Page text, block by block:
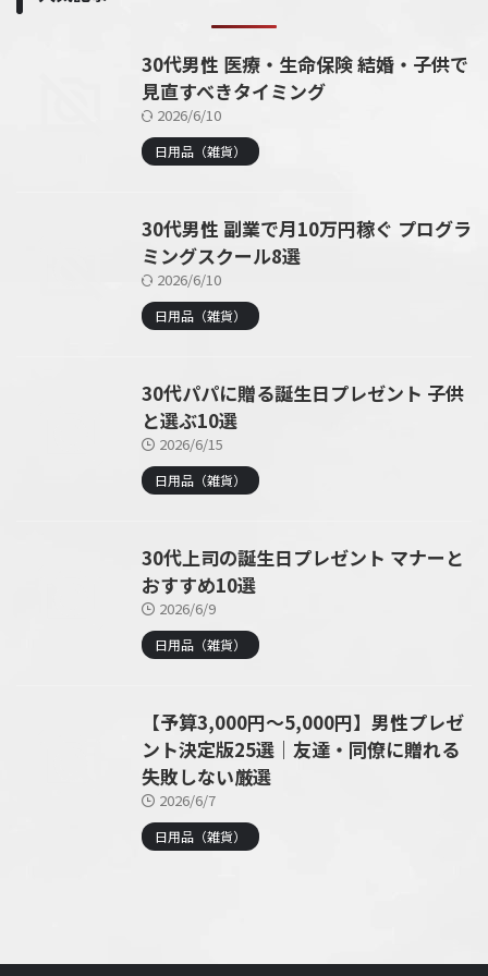
30代男性 医療・生命保険 結婚・子供で
見直すべきタイミング
2026/6/10
日用品（雑貨）
30代男性 副業で月10万円稼ぐ プログラ
ミングスクール8選
2026/6/10
日用品（雑貨）
30代パパに贈る誕生日プレゼント 子供
と選ぶ10選
2026/6/15
日用品（雑貨）
30代上司の誕生日プレゼント マナーと
おすすめ10選
2026/6/9
日用品（雑貨）
【予算3,000円〜5,000円】男性プレゼ
ント決定版25選｜友達・同僚に贈れる
失敗しない厳選
2026/6/7
日用品（雑貨）